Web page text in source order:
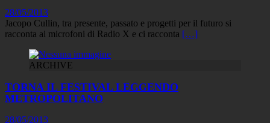
28/05/2013
Jacopo Cullin, tra presente, passato e progetti per il futuro si
racconta ai microfoni di Radio X e ci racconta […]
ARCHIVE
TORNA IL FESTIVAL LEGGENDO
METROPOLITANO
28/05/2013